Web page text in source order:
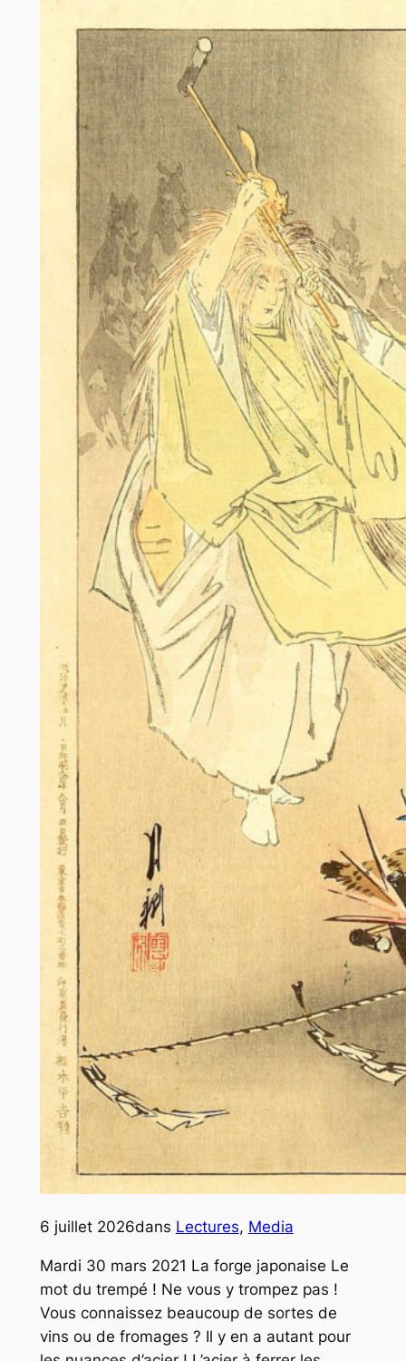
6 juillet 2026dans Lectures, Media
Mardi 30 mars 2021 La forge japonaise Le
mot du trempé ! Ne vous y trompez pas !
Vous connaissez beaucoup de sortes de
vins ou de fromages ? Il y en a autant pour